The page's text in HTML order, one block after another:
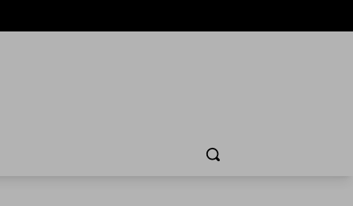
Cerca